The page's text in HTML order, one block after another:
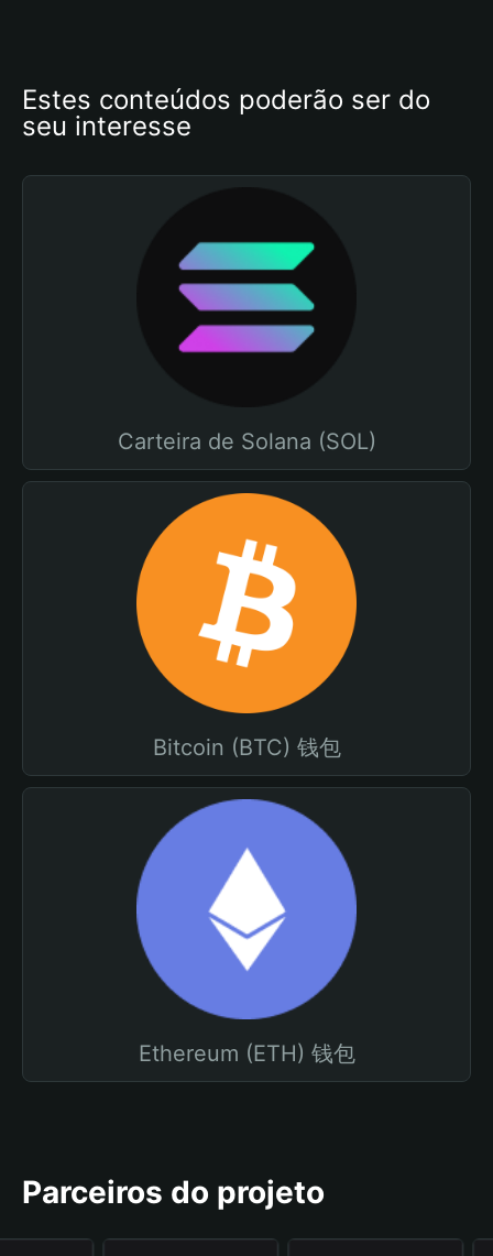
Estes conteúdos poderão ser do
seu interesse
Carteira de Solana (SOL)
Bitcoin (BTC) 钱包
Ethereum (ETH) 钱包
Parceiros do projeto